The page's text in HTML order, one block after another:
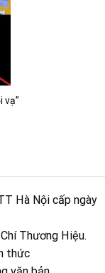
vạ”
Hà Nội cấp ngày
Thương Hiệu.
thức